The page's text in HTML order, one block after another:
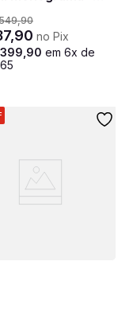
,90
,90 no Pix
399 90 em 6x de
65